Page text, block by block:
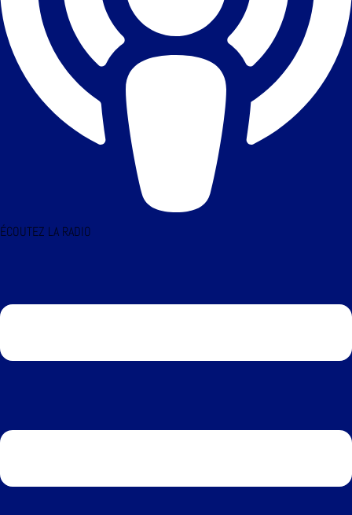
ÉCOUTEZ LA RADIO